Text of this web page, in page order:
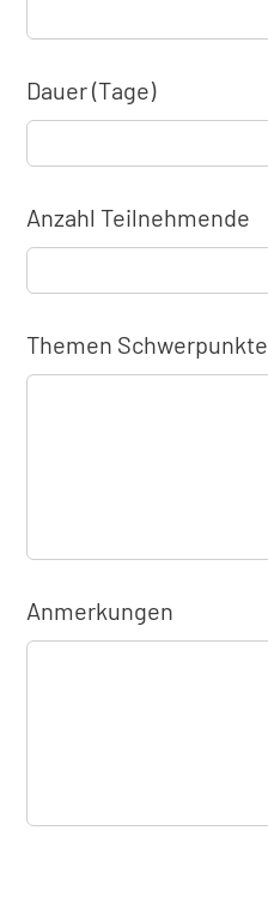
Dauer (Tage)
Anzahl Teilnehmende
Themen Schwerpunkte
Anmerkungen